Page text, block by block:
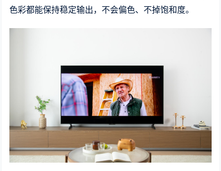
色彩都能保持稳定输出，不会偏色、不掉饱和度。